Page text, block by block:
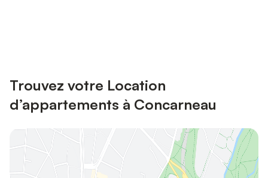
Trouvez votre Location
d’appartements à Concarneau